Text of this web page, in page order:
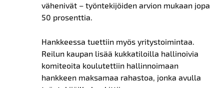
vähenivät – työntekijöiden arvion mukaan jopa
50 prosenttia.
Hankkeessa tuettiin myös yritystoimintaa.
Reilun kaupan lisää kukkatiloilla hallinoivia
komiteoita koulutettiin hallinnoimaan
hankkeen maksamaa rahastoa, jonka avulla